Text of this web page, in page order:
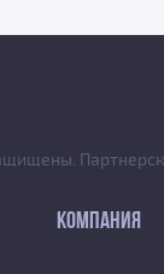
КОМПАНИЯ